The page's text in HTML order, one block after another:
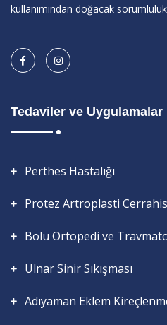
kullanımından doğacak
Tedaviler ve Uygulamalar
Perthes Hastalığı
Protez Artroplasti
Bolu Ortopedi ve
Ulnar Sinir Sıkışması
Adıyaman Eklem